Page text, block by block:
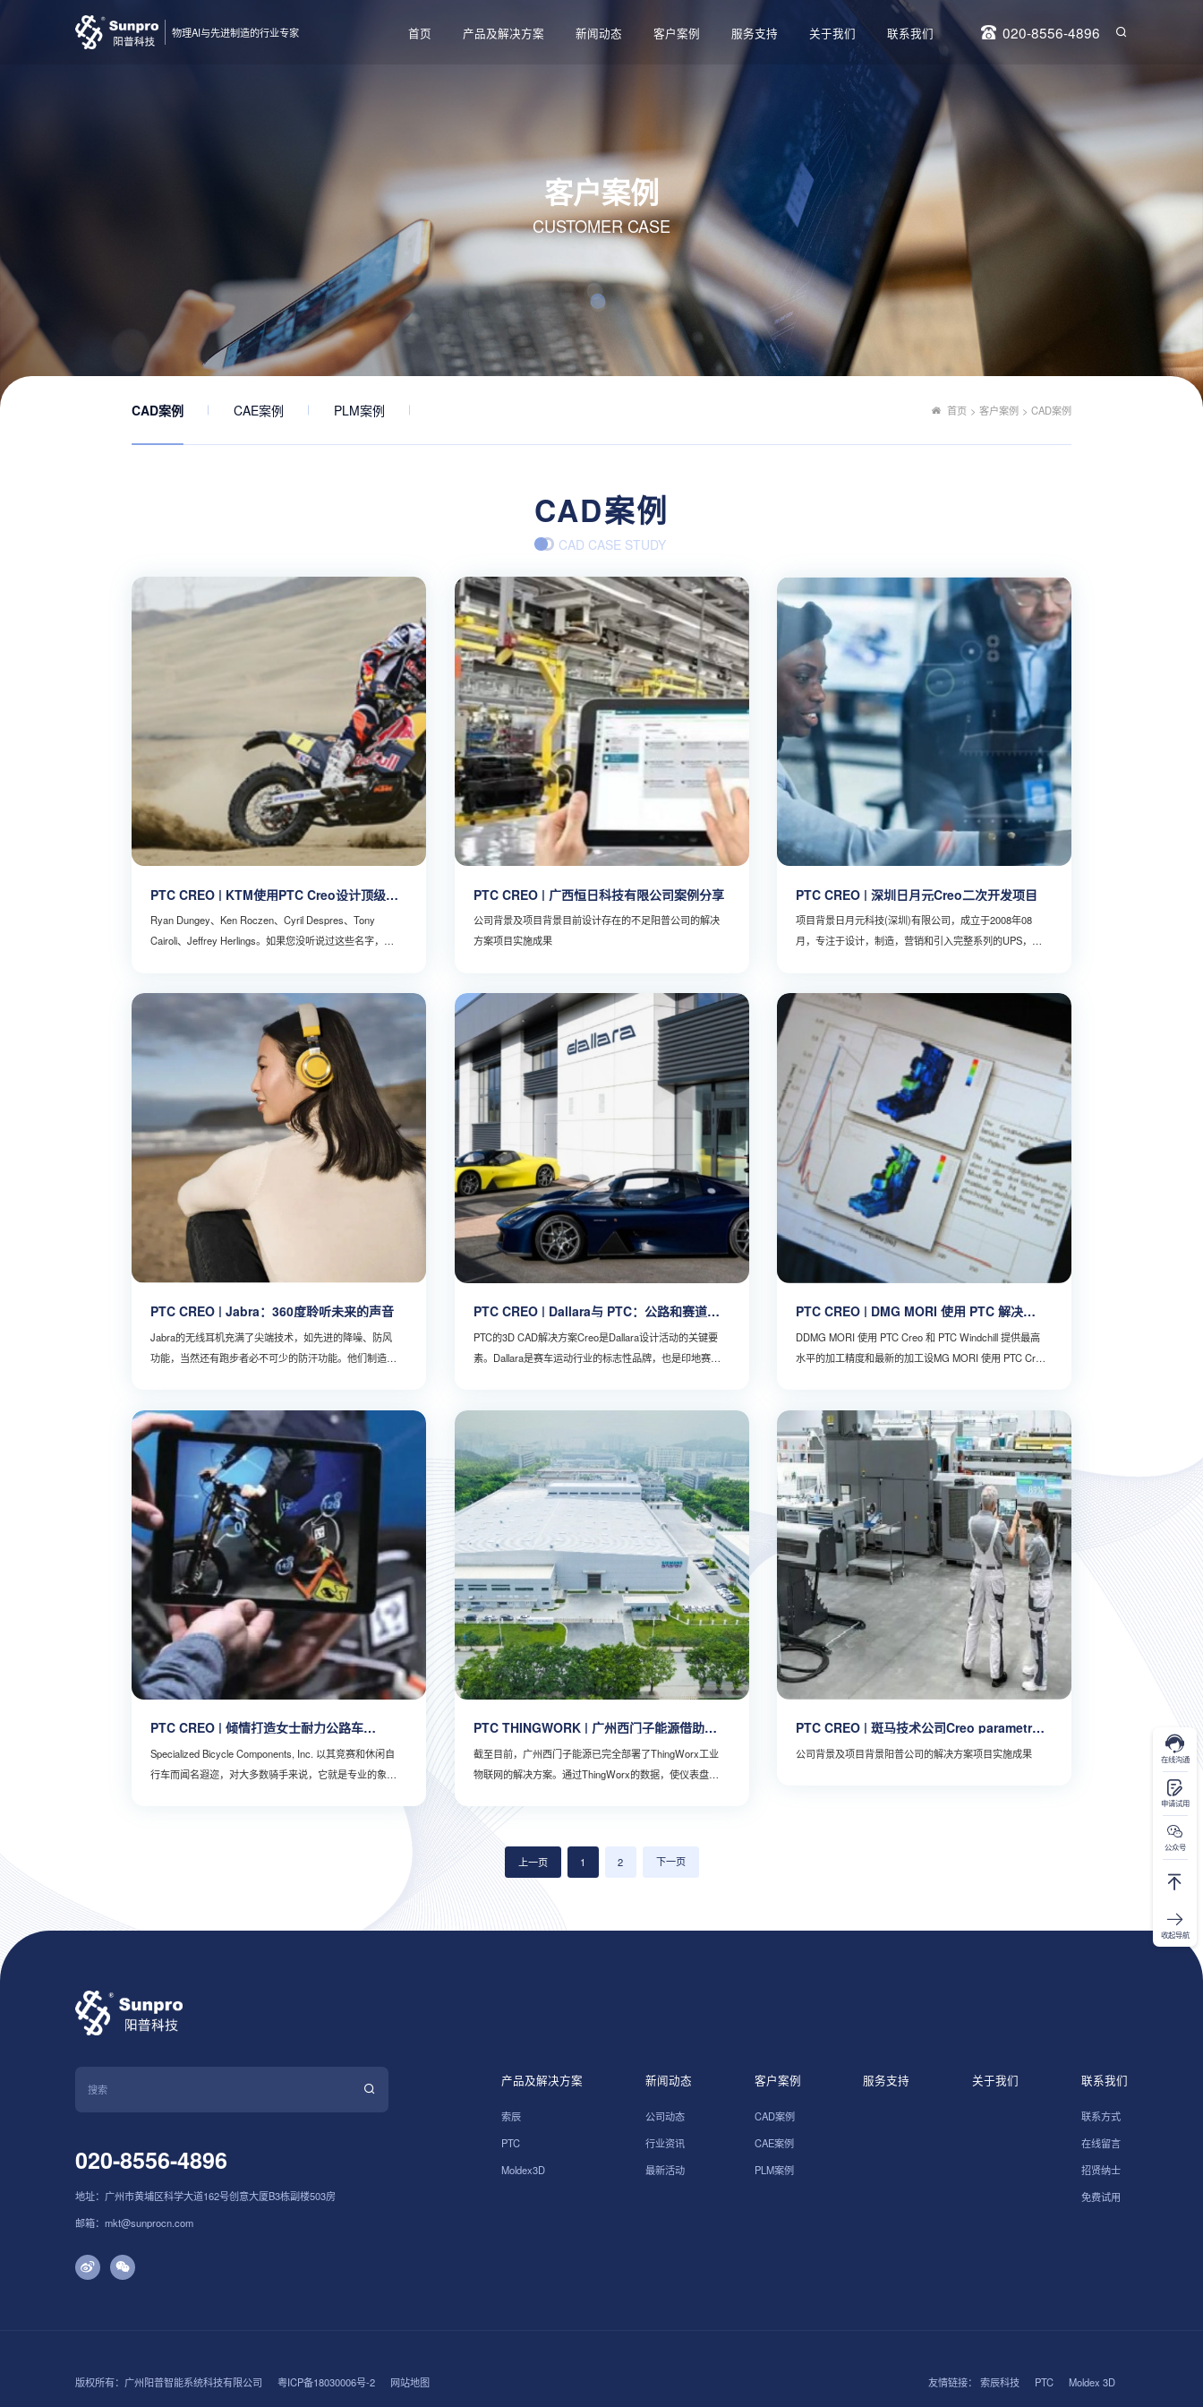
物理AI与先进制造的行业专家 首页 产品及解决方案 新闻动态 客户案例 服务支持 关于我们 联系我们 020-8556-4896
客户案例
CUSTOMER CASE
CAD案例 CAE案例 PLM案例 首页 > 客户案例 > CAD案例
CAD案例
CAD CASE STUDY
PTC CREO | KTM使用PTC Creo设计顶级摩
Ryan Dungey、Ken Roczen、Cyril Despres、Tony
Cairoli、Jeffrey Herlings。如果您没听说过这些名字，那
PTC CREO | 广西恒日科技有限公司案例分享
公司背景及项目背景目前设计存在的不足阳普公司的解决
方案项目实施成果
PTC CREO | 深圳日月元Creo二次开发项目
项目背景日月元科技(深圳)有限公司，成立于2008年08
月，专注于设计，制造，营销和引入完整系列的UPS，逆
实力，卓越的质量控制体系和强大的制造能
PTC CREO | Jabra：360度聆听未来的声音
Jabra的无线耳机充满了尖端技术，如先进的降噪、防风
功能，当然还有跑步者必不可少的防汗功能。他们制造了
可以获得被音频360度环绕的体验。在位于哥本哈根的
Jabra声音实验室，许多产品的测试都在进行当中，其中
包括两个消声室，可以完全抵消外界声音，提供完全受控
的音频环境。
PTC CREO | Dallara与 PTC：公路和赛道上
PTC的3D CAD解决方案Creo是Dallara设计活动的关键要
素。Dallara是赛车运动行业的标志性品牌，也是印地赛
PTC CREO | DMG MORI 使用 PTC 解决方
DDMG MORI 使用 PTC Creo 和 PTC Windchill 提供最高
水平的加工精度和最新的加工设MG MORI 使用 PTC Creo
PTC CREO | 倾情打造女士耐力公路车
Specialized Bicycle Components, Inc. 以其竞赛和休闲自
行车而闻名遐迩，对大多数骑手来说，它就是专业的象
PTC THINGWORK | 广州西门子能源借助
截至目前，广州西门子能源已完全部署了ThingWorx工业
物联网的解决方案。通过ThingWorx的数据，使仪表盘视
置、性能、资产状态以及关键绩效指标。操作员只需查看
后比较得出的数据与既定目标。
PTC CREO | 斑马技术公司Creo parametric
公司背景及项目背景阳普公司的解决方案项目实施成果
上一页 1 2 下一页
020-8556-4896
地址：广州市黄埔区科学大道162号创意大厦B3栋副楼503房
邮箱：mkt@sunprocn.com
产品及解决方案
索辰
PTC
Moldex3D
新闻动态
公司动态
行业资讯
最新活动
客户案例
CAD案例
CAE案例
PLM案例
服务支持 关于我们 联系我们
联系方式
在线留言
招贤纳士
免费试用
版权所有：广州阳普智能系统科技有限公司 粤ICP备18030006号-2 网站地图 友情链接： 索辰科技 PTC Moldex 3D
在线沟通
申请试用
公众号
收起导航